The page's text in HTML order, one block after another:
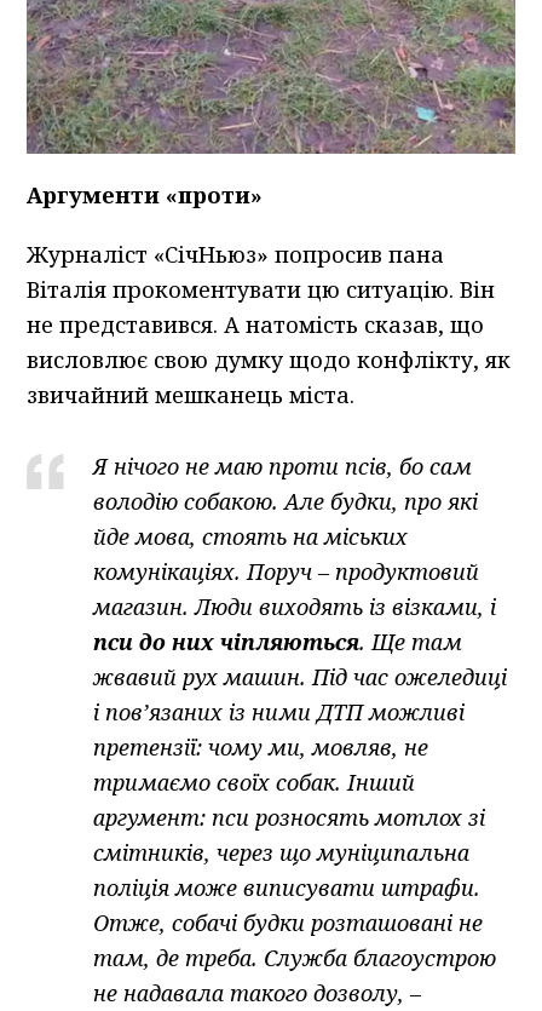
Аргументи «проти»
Журналіст «СічНьюз» попросив пана
Віталія прокоментувати цю ситуацію. Він
не представився. А натомість сказав, що
висловлює свою думку щодо конфлікту, як
звичайний мешканець міста.
Я нічого не маю проти псів, бо сам
володію собакою. Але будки, про які
йде мова, стоять на міських
комунікаціях. Поруч – продуктовий
магазин. Люди виходять із візками, і
пси до них чіпляються. Ще там
жвавий рух машин. Під час ожеледиці
і пов’язаних із ними ДТП можливі
претензії: чому ми, мовляв, не
тримаємо своїх собак. Інший
аргумент: пси розносять мотлох зі
смітників, через що муніципальна
поліція може виписувати штрафи.
Отже, собачі будки розташовані не
там, де треба. Служба благоустрою
не надавала такого дозволу, –